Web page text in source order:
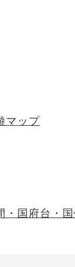
マップ
・国府台・